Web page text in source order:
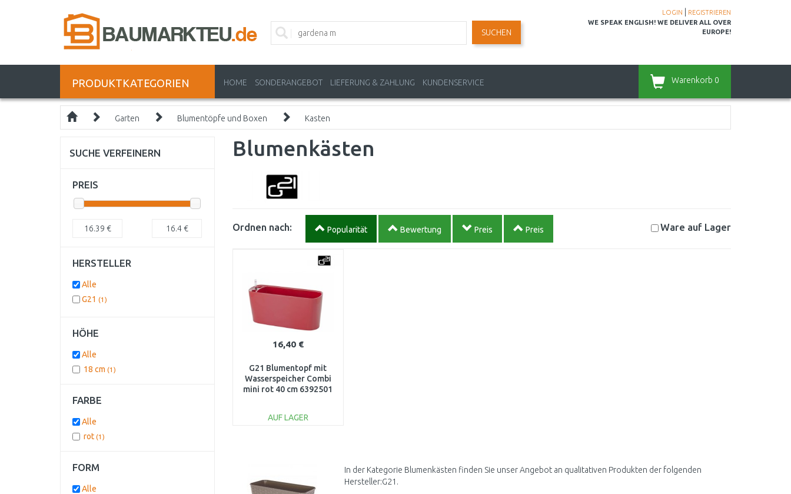
LOGIN
REGISTRIEREN
WE SPEAK ENGLISH! WE DELIVER ALL OVER
EUROPE!
SUCHEN
PRODUKTKATEGORIEN HOME SONDERANGEBOT LIEFERUNG & ZAHLUNG KUNDENSERVICE Warenkorb 0
Garten Blumentöpfe und Boxen Kasten
Blumenkästen
Ordnen nach: Popularität Bewertung Preis Preis Ware auf Lager
16,40 €
G21 Blumentopf mit
Wasserspeicher Combi
mini rot 40 cm 6392501
AUF LAGER
In der Kategorie Blumenkästen finden Sie unser Angebot an qualitativen Produkten der folgenden
Hersteller:G21.
SUCHE VERFEINERN
PREIS
16.39 € 16.4€
HERSTELLER
Alle
G21 (1)
HÖHE
Alle
18 cm (1)
FARBE
Alle
rot (1)
FORM
Alle